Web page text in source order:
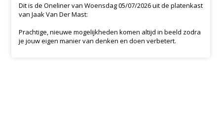
Dit is de Oneliner van Woensdag 05/07/2026 uit de platenkast
van Jaak Van Der Mast:
Prachtige, nieuwe mogelijkheden komen altijd in beeld zodra
je jouw eigen manier van denken en doen verbetert.